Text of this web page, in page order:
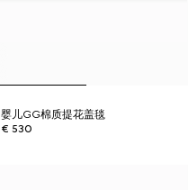
婴儿GG棉质提花盖毯
€ 530